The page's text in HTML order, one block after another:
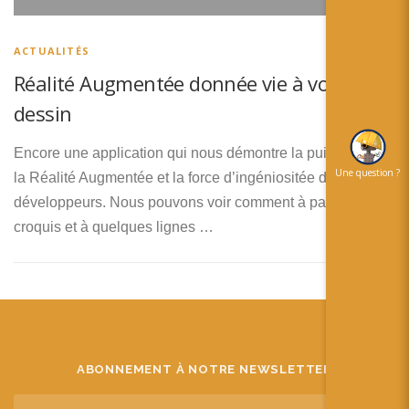
Español
ACTUALITÉS
Réalité Augmentée donnée vie à vos
dessin
Encore une application qui nous démontre la puissance de
la Réalité Augmentée et la force d’ingéniositée des
développeurs. Nous pouvons voir comment à partir d’un
croquis et à quelques lignes …
ABONNEMENT À NOTRE NEWSLETTER
Une question ?